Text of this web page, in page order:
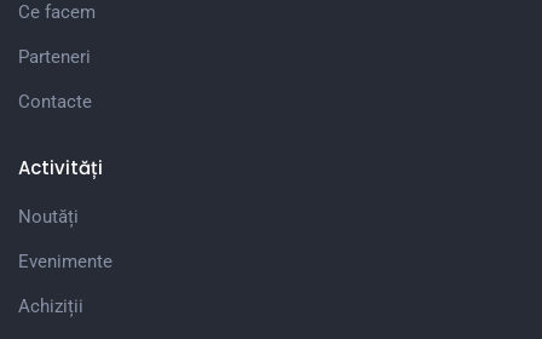
Ce facem
Parteneri
Contacte
Activități
Noutăți
Evenimente
Achiziții